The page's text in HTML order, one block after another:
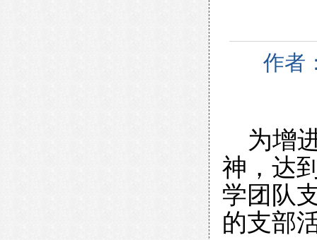
作者
为增
神，达
学团队
的支部